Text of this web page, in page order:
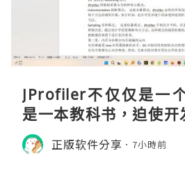
JProfiler不仅仅是一
是一本教科书，迫使开
M的内存模型、垃圾回
理。通过直观的可视化
正版软件分享 7小時前